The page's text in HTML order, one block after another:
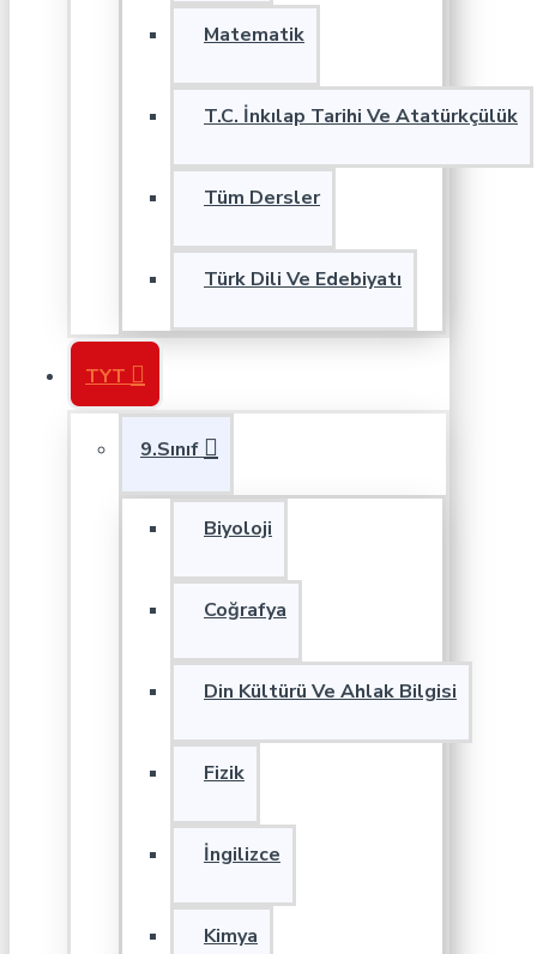
Matematik
T.C. İnkılap Tarihi Ve Atatürkçülük
Tüm Dersler
Türk Dili Ve Edebiyatı
TYT
9.Sınıf
Biyoloji
Coğrafya
Din Kültürü Ve Ahlak Bilgisi
Fizik
İngilizce
Kimya